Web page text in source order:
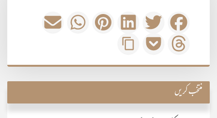
منتخب کریں